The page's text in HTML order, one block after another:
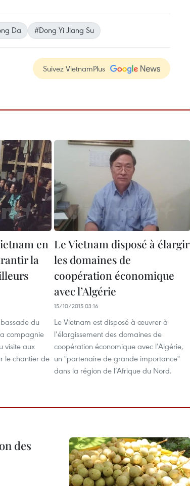
Da #Dong Yi Jiang Su
Suivez VietnamPlus
en
la
du
compagnie
visite aux
le chantier de
Le Vietnam disposé à élargir
les domaines de
coopération économique
avec l’Algérie
15/10/2015 03:16
Le Vietnam est disposé à œuvrer à
l’élargissement des domaines de
coopération économique avec l’Algérie,
un "partenaire de grande importance"
dans la région de l’Afrique du Nord.
des